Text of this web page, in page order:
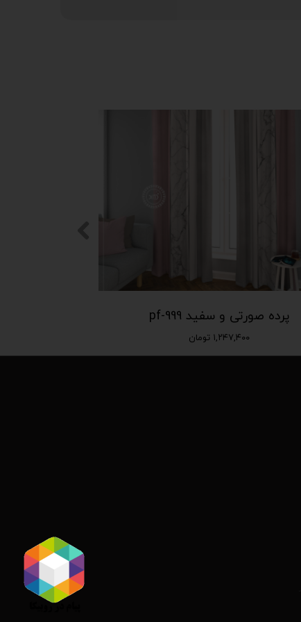
پرده صورتی و سفید pf-999
۱,۲۴۷,۴۰۰ تومان